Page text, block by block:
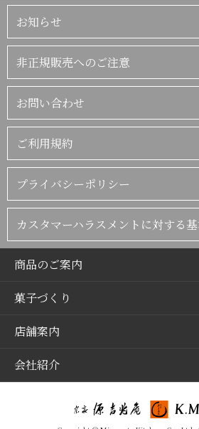
お知らせ
非正規販売へのご注意
お問い合わせ
ご利用規約
プライバシーポリシー
カスタマーハラスメントに対する
商品のご案内
菓子づくり
店舗案内
会社紹介